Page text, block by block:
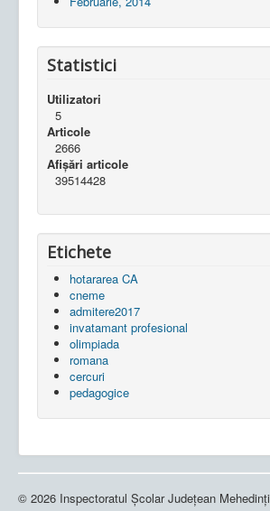
Statistici
Utilizatori
5
Articole
2666
Afișări articole
39514428
Etichete
hotararea CA
cneme
admitere2017
invatamant profesional
olimpiada
romana
cercuri
pedagogice
© 2026 Inspectoratul Școlar Județean Mehedinți